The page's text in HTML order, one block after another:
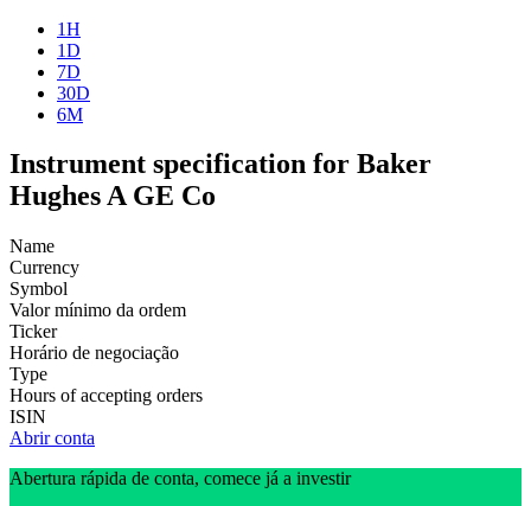
1H
1D
7D
30D
6M
Instrument specification for Baker
Hughes A GE Co
Name
Currency
Symbol
Valor mínimo da ordem
Ticker
Horário de negociação
Type
Hours of accepting orders
ISIN
Abrir conta
Abertura rápida de conta, comece já a investir